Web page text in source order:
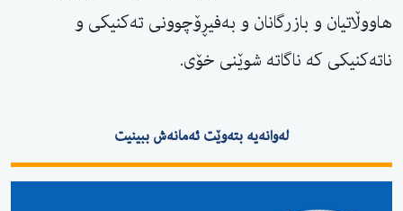
هاووڵاتیان و بازرگانان و بەفیڕۆچوونی تەکنیکی و
ناتەکنیکی کە ناگاتە شوێنی خۆی.
لەوانەیە بتەوێت ئەمانەش ببینیت